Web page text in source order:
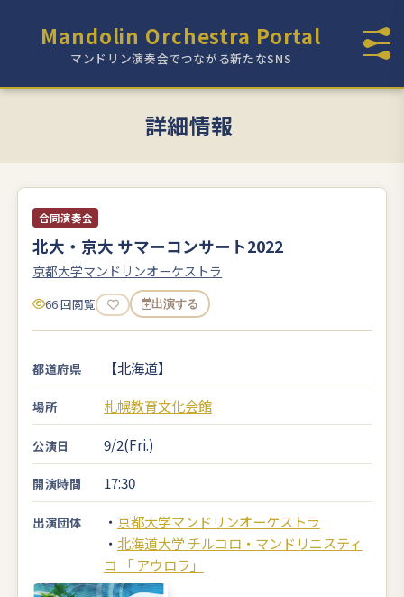
Mandolin Orchestra Portal
マンドリン演奏会でつながる新たなSNS
詳細情報
合同演奏会
北大・京大 サマーコンサート2022
京都大学マンドリンオーケストラ
66 回閲覧 出演する
都道府県 【北海道】
場所 札幌教育文化会館
公演日 9/2(Fri.)
開演時間 17:30
出演団体 ・ 京都大学マンドリンオーケストラ
・ 北海道大学 チルコロ・マンドリニスティ
コ 「 アウロラ」